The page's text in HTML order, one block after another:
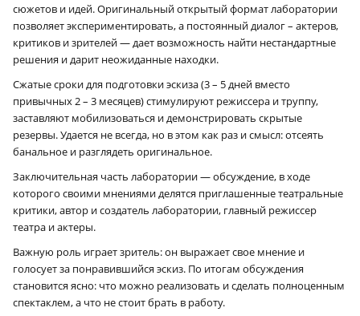
сюжетов и идей. Оригинальный открытый формат лаборатории
позволяет экспериментировать, а постоянный диалог – актеров,
критиков и зрителей — дает возможность найти нестандартные
решения и дарит неожиданные находки.
Сжатые сроки для подготовки эскиза (3 – 5 дней вместо
привычных 2 – 3 месяцев) стимулируют режиссера и труппу,
заставляют мобилизоваться и демонстрировать скрытые
резервы. Удается не всегда, но в этом как раз и смысл: отсеять
банальное и разглядеть оригинальное.
Заключительная часть лаборатории — обсуждение, в ходе
которого своими мнениями делятся приглашенные театральные
критики, автор и создатель лаборатории, главный режиссер
театра и актеры.
Важную роль играет зритель: он выражает свое мнение и
голосует за понравившийся эскиз. По итогам обсуждения
становится ясно: что можно реализовать и сделать полноценным
спектаклем, а что не стоит брать в работу.